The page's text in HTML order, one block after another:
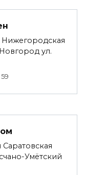
Нижегородская
ул.
59
Саратовская
Умётский